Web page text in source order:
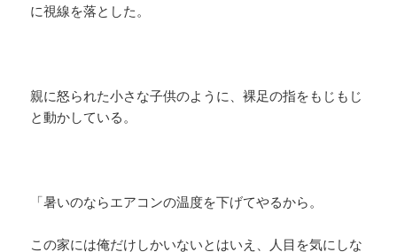
に視線を落とした。
親に怒られた小さな子供のように、裸足の指をもじもじ
と動かしている。
「暑いのならエアコンの温度を下げてやるから。
この家には俺だけしかいないとはいえ、人目を気にしな